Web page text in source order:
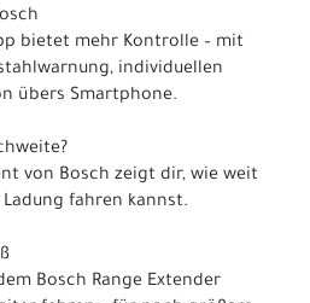
bietet mehr Kontrolle – mit
individuellen
übers Smartphone.
von Bosch zeigt dir, wie weit
fahren kannst.
Bosch Range Extender